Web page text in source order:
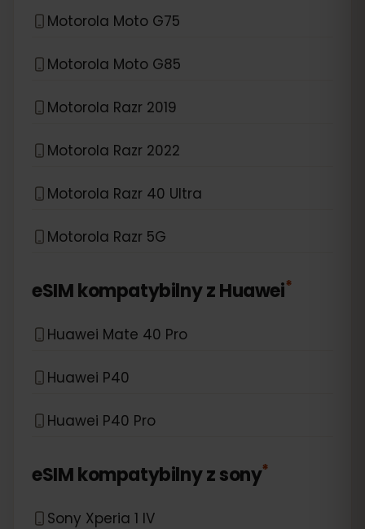
Motorola Moto G75
Motorola Moto G85
Motorola Razr 2019
Motorola Razr 2022
Motorola Razr 40 Ultra
Motorola Razr 5G
eSIM kompatybilny zHuawei*
Huawei Mate 40 Pro
Huawei P40
Huawei P40 Pro
eSIM kompatybilny zsony*
Sony Xperia 1 IV